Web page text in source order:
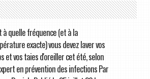
à quelle fréquence (et à la
exacte) vous devez laver vos
et vos taies d'oreiller cet été, selon
en prévention des infections Par